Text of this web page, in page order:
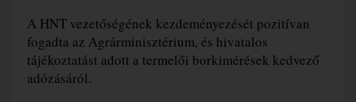
A HNT vezetőségének kezdeményezését pozitívan
fogadta az Agrárminisztérium, és hivatalos
tájékoztatást adott a termelői borkimérések kedvező
adózásáról.